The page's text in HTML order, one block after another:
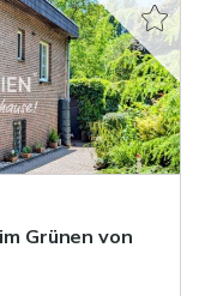
Grünen von